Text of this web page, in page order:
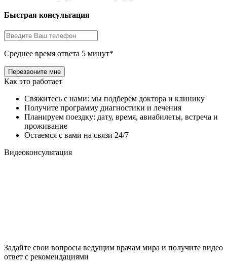
Быстрая консультация
Среднее время ответа 5 минут*
Как это работает
Свяжитесь с нами: мы подберем доктора и клинику
Получите программу диагностики и лечения
Планируем поездку: дату, время, авиабилеты, встреча и
проживание
Остаемся с вами на связи 24/7
Видеоконсультация
Задайте свои вопросы ведущим врачам мира и получите видео
ответ с рекомендациями